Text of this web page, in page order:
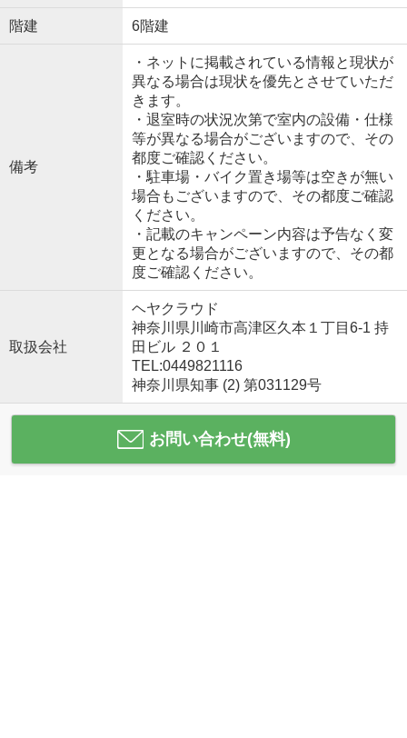
階建 6階建
備考
・ネットに掲載されている情報と現状が
異なる場合は現状を優先とさせていただ
きます。
・退室時の状況次第で室内の設備・仕様
等が異なる場合がございますので、その
都度ご確認ください。
・駐車場・バイク置き場等は空きが無い
場合もございますので、その都度ご確認
ください。
・記載のキャンペーン内容は予告なく変
更となる場合がございますので、その都
度ご確認ください。
取扱会社
ヘヤクラウド
神奈川県川崎市高津区久本１丁目6-1 持
田ビル ２０１
TEL:0449821116
神奈川県知事 (2) 第031129号
お問い合わせ(無料)